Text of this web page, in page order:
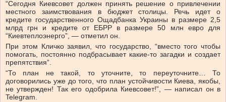
“Сегодня Киевсовет должен принять решение о привлечении
местного заимствования в бюджет столицы. Речь идет о
кредите государственного Ощадбанка Украины в размере 2,5
млрд грн и кредите от ЕБРР в размере 50 млн евро для
“Киевтеплоэнерго”, — отметил он.
При этом Кличко заявил, что государство, “вместо того чтобы
помогать, постоянно подбрасывает какие-то загадки и создает
препятствия”.
“То план не такой, то уточните, то переуточните… То
договорились уже до того, что план устойчивости Киева, якобы,
не утвержден! Так его одобрила Киевсовет!”, — написал он в
Telegram.